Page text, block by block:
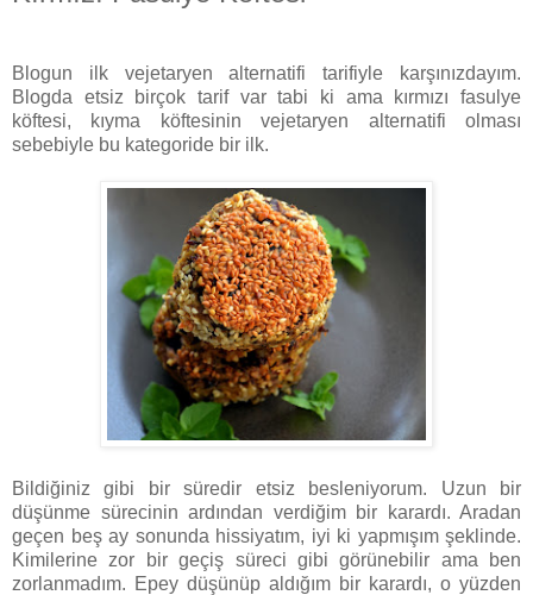
Blogun ilk vejetaryen alternatifi tarifiyle karşınızdayım.
Blogda etsiz birçok tarif var tabi ki ama kırmızı fasulye
köftesi, kıyma köftesinin vejetaryen alternatifi olması
sebebiyle bu kategoride bir ilk.
Bildiğiniz gibi bir süredir etsiz besleniyorum. Uzun bir
düşünme sürecinin ardından verdiğim bir karardı. Aradan
geçen beş ay sonunda hissiyatım, iyi ki yapmışım şeklinde.
Kimilerine zor bir geçiş süreci gibi görünebilir ama ben
zorlanmadım. Epey düşünüp aldığım bir karardı, o yüzden